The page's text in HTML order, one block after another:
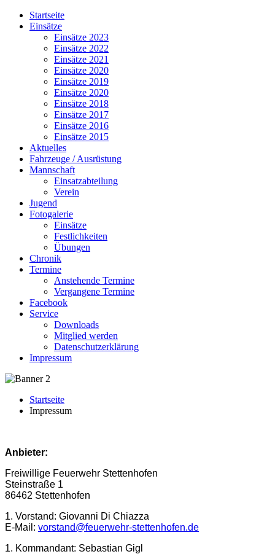
Startseite
Einsätze
Einsätze 2023
Einsätze 2022
Einsätze 2021
Einsätze 2020
Einsätze 2019
Einsätze 2020
Einsätze 2018
Einsätze 2017
Einsätze 2016
Einsätze 2015
Aktuelles
Fahrzeuge / Ausrüstung
Mannschaft
Einsatzabteilung
Verein
Jugend
Fotogalerie
Einsätze
Festlichkeiten
Übungen
Chronik
Termine
Anstehende Termine
Vergangene Termine
Facebook
Service
Downloads
Mitglied werden
Datenschutzerklärung
Impressum
Startseite
Impressum
Anbieter:
Freiwillige Feuerwehr Stettenhofen
Steinstraße 1
86462 Stettenhofen
1. Vorstand: Giovanni Di Chiazza
E-Mail: vorstand@feuerwehr-stettenhofen.de
1. Kommandant: Sebastian Gigl